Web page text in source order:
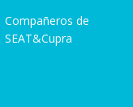
Compañeros de
SEAT&Cupra